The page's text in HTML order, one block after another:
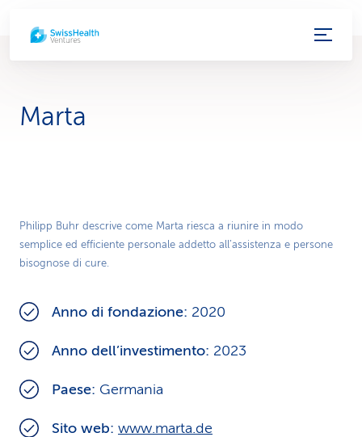
c
Marta
Play
Philipp Buhr descrive come Marta riesca a riunire in modo
semplice ed efficiente personale addetto all’assistenza e persone
bisognose di cure.
Anno di fondazione: 2020
Anno dell’investimento: 2023
Paese: Germania
Sito web: www.marta.de